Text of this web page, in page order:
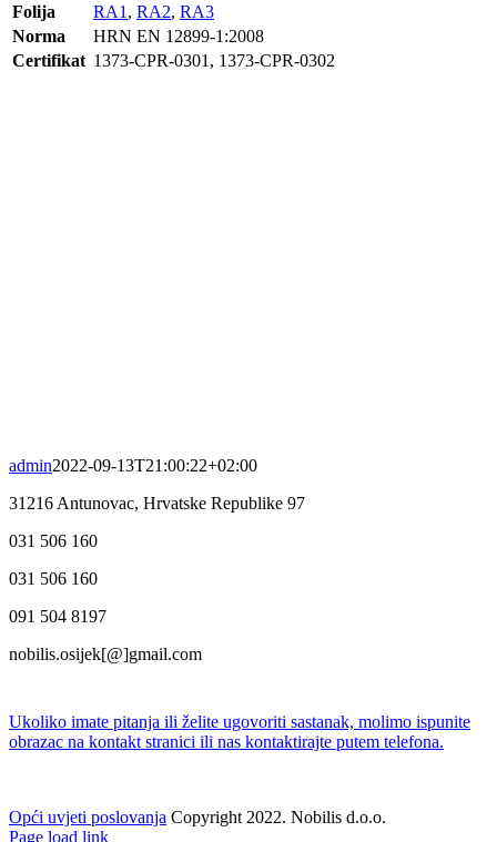
Folija
RA1 , RA2, RA3
Norma
HRN EN 12899-1:2008
Certifikat 1373-CPR-0301, 1373-CPR-0302
admin2022-09-13T21:00:22+02:00
31216 Antunovac, Hrvatske Republike 97
031 506 160
031 506 160
091 504 8197
nobilis.osijek[@]gmail.com
Ukoliko imate pitanja ili želite ugovoriti sastanak, molimo ispunite
obrazac na kontakt stranici ili nas kontaktirajte putem telefona.
Opći uvjeti poslovanja Copyright 2022. Nobilis d.o.o.
Facebook
Twitter
Instagram
Pinterest
Page load link